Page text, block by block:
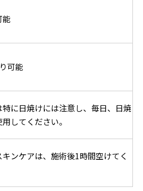
能
可能
に日焼けには注意し、毎日、日焼
してください。
ンケアは、施術後1時間空けてく